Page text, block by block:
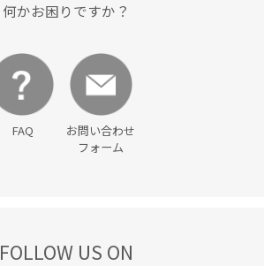
何かお困りですか？
FAQ
お問い合わせ
フォーム
FOLLOW US ON